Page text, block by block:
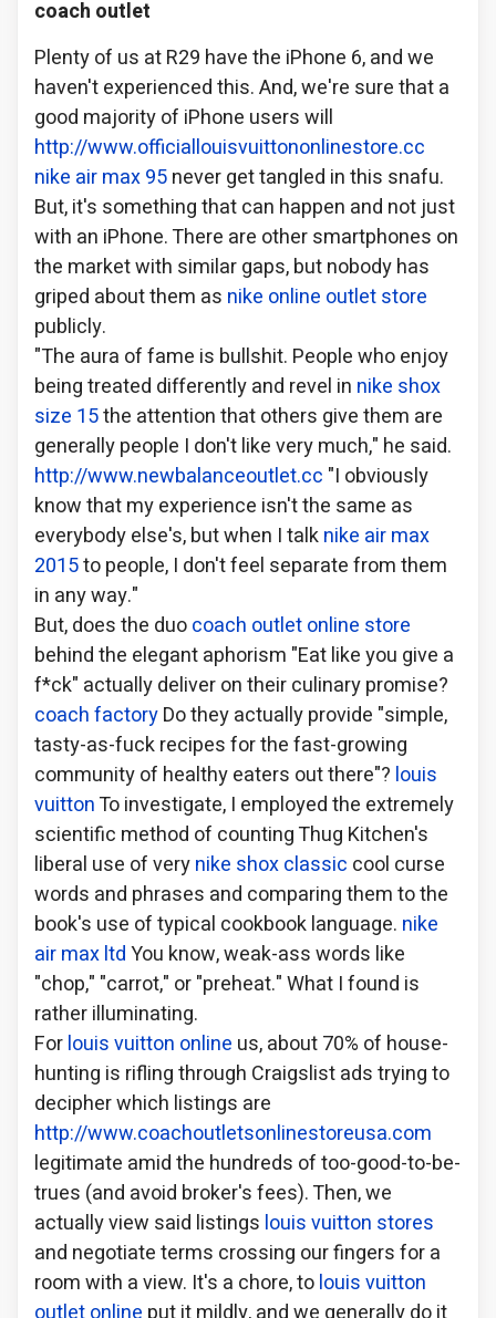
coach outlet
Plenty of us at R29 have the iPhone 6, and we
haven't experienced this. And, we're sure that a
good majority of iPhone users will
http://www.officiallouisvuittononlinestore.cc
nike air max 95never get tangled in this snafu.
But, it's something that can happen and not just
with an iPhone. There are other smartphones on
the market with similar gaps, but nobody has
griped about them as nike online outlet store
publicly.
"The aura of fame is bullshit. People who enjoy
being treated differently and revel in nike shox
size 15the attention that others give them are
generally people I don't like very much," he said.
http://www.newbalanceoutlet.cc "I obviously
know that my experience isn't the same as
everybody else's, but when I talknike air max
2015to people, I don't feel separate from them
in any way."
But, does the duocoach outlet online store
behind the elegant aphorism "Eat like you give a
f*ck" actually deliver on their culinary promise?
coach factoryDo they actually provide "simple,
tasty-as-fuck recipes for the fast-growing
community of healthy eaters out there"? louis
vuittonTo investigate, I employed the extremely
scientific method of counting Thug Kitchen's
liberal use of verynike shox classic cool curse
words and phrases and comparing them to the
book's use of typical cookbook language. nike
air max ltdYou know, weak-ass words like
"chop," "carrot," or "preheat." What I found is
rather illuminating.
Forlouis vuitton online us, about 70% of house-
hunting is rifling through Craigslist ads trying to
decipher which listings are
http://www.coachoutletsonlinestoreusa.com
legitimate amid the hundreds of too-good-to-be-
trues (and avoid broker's fees). Then, we
actually view said listings louis vuitton stores
and negotiate terms crossing our fingers for a
room with a view. It's a chore, tolouis vuitton